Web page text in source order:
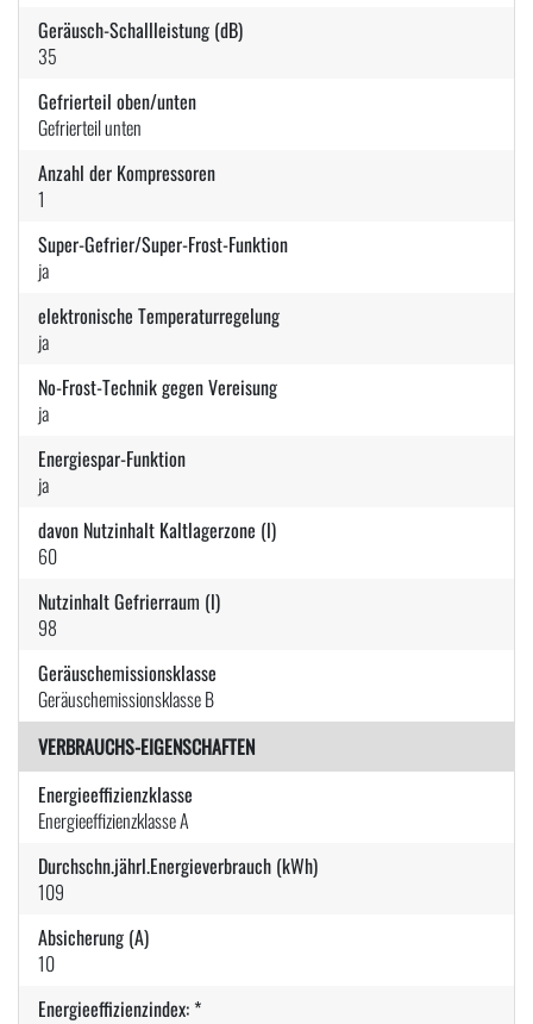
Geräusch-Schallleistung (dB)
35
Gefrierteil oben/unten
Gefrierteil unten
Anzahl der Kompressoren
1
Super-Gefrier/Super-Frost-Funktion
ja
elektronische Temperaturregelung
ja
No-Frost-Technik gegen Vereisung
ja
Energiespar-Funktion
ja
davon Nutzinhalt Kaltlagerzone (l)
60
Nutzinhalt Gefrierraum (l)
98
Geräuschemissionsklasse
Geräuschemissionsklasse B
VERBRAUCHS-EIGENSCHAFTEN
Energieeffizienzklasse
Energieeffizienzklasse A
Durchschn.jährl.Energieverbrauch (kWh)
109
Absicherung (A)
10
Energieeffizienzindex: *